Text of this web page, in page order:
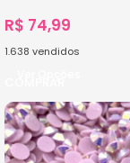
R$ 74,99
1.638 vendidos